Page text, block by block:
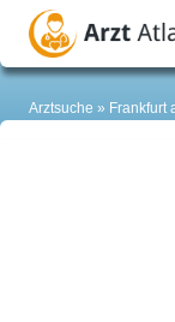
Arztsuche Frankfurt